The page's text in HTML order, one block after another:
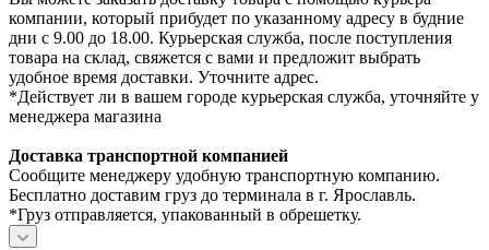
компании, который прибудет по указанному адресу в будние
дни с 9.00 до 18.00. Курьерская служба, после поступления
товара на склад, свяжется с вами и предложит выбрать
удобное время доставки. Уточните адрес.
*Действует ли в вашем городе курьерская служба, уточняйте у
менеджера магазина
Доставка транспортной компанией
Сообщите менеджеру удобную транспортную компанию.
Бесплатно доставим груз до терминала в г. Ярославль.
*Груз отправляется, упакованный в обрешетку.